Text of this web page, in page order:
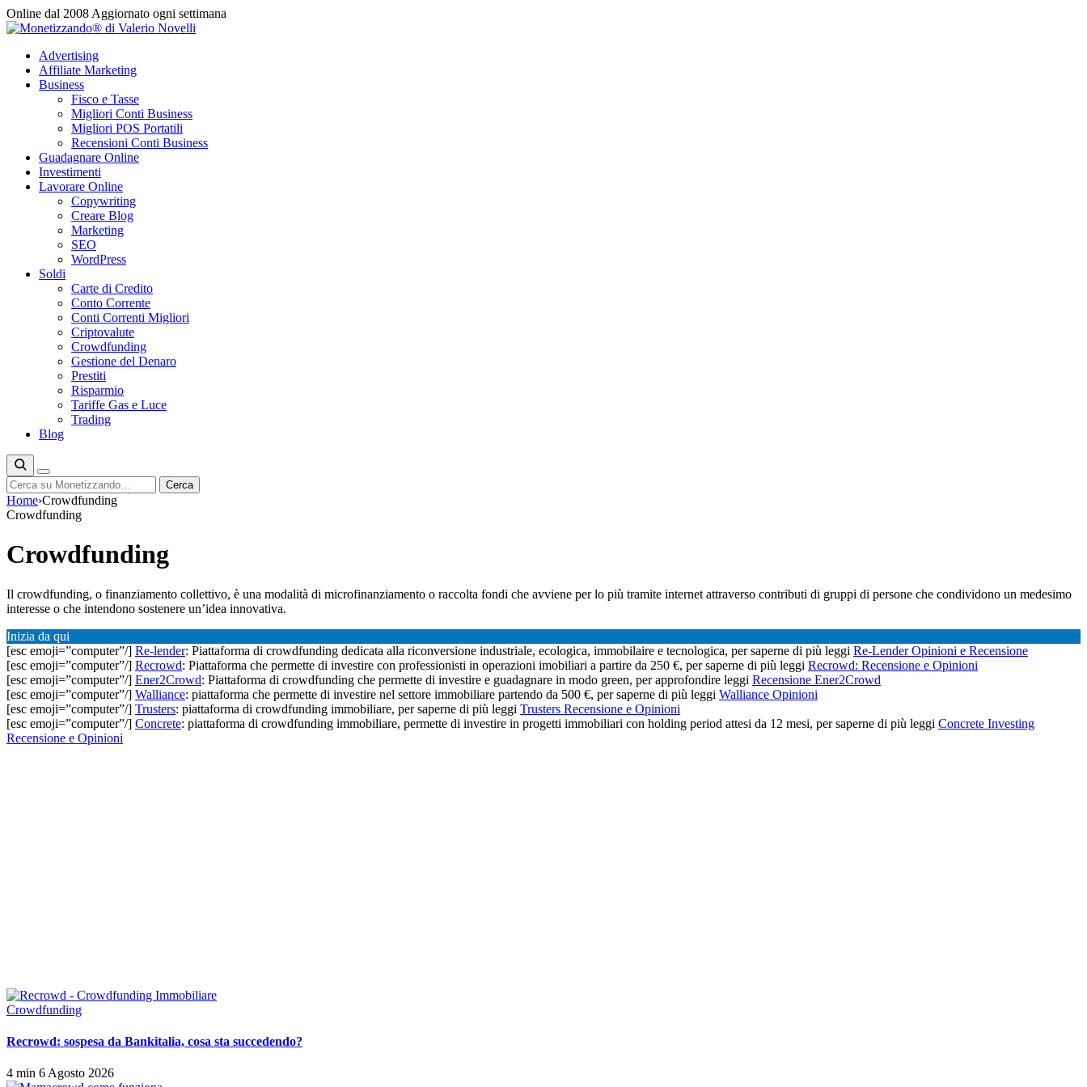
Vai
al
Online dal 2008 Aggiornato ogni settimana
Advertising
Affiliate Marketing
Business
Fisco e Tasse
Migliori Conti Business
Migliori POS Portatili
Recensioni Conti Business
Guadagnare Online
Investimenti
Lavorare Online
Copywriting
Creare Blog
Marketing
SEO
WordPress
Soldi
Carte di Credito
Conto Corrente
Conti Correnti Migliori
Criptovalute
Crowdfunding
Gestione del Denaro
Prestiti
Risparmio
Tariffe Gas e Luce
Trading
Blog
Cerca Cerca
Home›Crowdfunding
Crowdfunding
Crowdfunding
Il crowdfunding, o finanziamento collettivo, è una modalità di microfinanziamento o raccolta fondi che avviene per lo più tramite internet attraverso contributi di gruppi di persone che condividono un medesimo
interesse o che intendono sostenere un’idea innovativa.
Inizia da qui
[esc emoji=”computer”/] Re-lender: Piattaforma di crowdfunding dedicata alla riconversione industriale, ecologica, immobilaire e tecnologica, per saperne di più leggi Re-Lender Opinioni e Recensione
[esc emoji=”computer”/] Recrowd: Piattaforma che permette di investire con professionisti in operazioni imobiliari a partire da 250 €, per saperne di più leggi Recrowd: Recensione e Opinioni
[esc emoji=”computer”/] Ener2Crowd: Piattaforma di crowdfunding che permette di investire e guadagnare in modo green, per approfondire leggi Recensione Ener2Crowd
[esc emoji=”computer”/] Walliance: piattaforma che permette di investire nel settore immobiliare partendo da 500 €, per saperne di più leggi Walliance Opinioni
[esc emoji=”computer”/] Trusters: piattaforma di crowdfunding immobiliare, per saperne di più leggi Trusters Recensione e Opinioni
[esc emoji=”computer”/] Concrete: piattaforma di crowdfunding immobiliare, permette di investire in progetti immobiliari con holding period attesi da 12 mesi, per saperne di più leggi Concrete Investing
Recensione e Opinioni
Crowdfunding
Recrowd: sospesa da Bankitalia, cosa sta succedendo?
4 min 6 Agosto 2026